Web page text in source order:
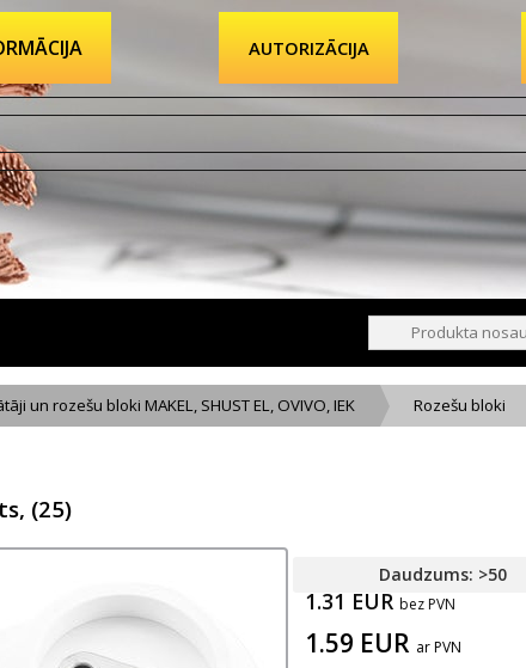
AUTORIZĀCIJA
un rozešu bloki MAKEL, SHUST EL, OVIVO, IEK Rozešu bloki
(25)
Daudzums: >50
1.31 EUR bez PVN
1.59 EUR ar PVN